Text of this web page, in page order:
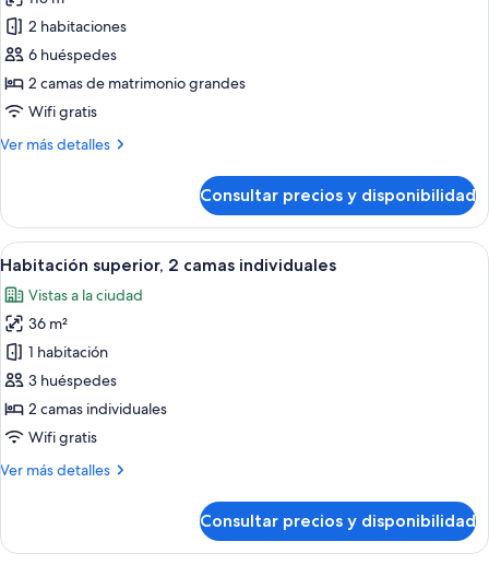
de
Premium
Two
Bedroom
Apartment
2 habitaciones
6 huéspedes
2 camas de matrimonio grandes
Wifi gratis
Ver más detalles
Más
Two
Bedroom
Apartment
Consultar precios y disponibilidad
Abrir
todas
las
fotos
de
Habitación
superior,
2
individuales
Habitación de hotel con una cama
8
Habitación superior, 2 camas individuales
Vistas a la ciudad
36 m²
1 habitación
3 huéspedes
2 camas individuales
Wifi gratis
Ver más detalles
Más
superior,
Consultar precios y disponibilidad